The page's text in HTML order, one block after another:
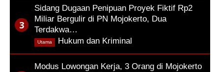
Sidang Dugaan Penipuan Proyek Fiktif Rp2
Miliar Bergulir di PN Mojokerto, Dua
Terdakwa…
Hukum dan Kriminal
Utama
Modus Lowongan Kerja, 3 Orang di Mojokerto